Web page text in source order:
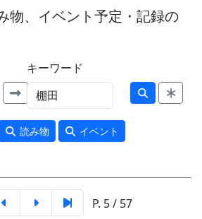
物、イベント予定・記録の
キーワード
読み物 イベント
P. 5 / 57